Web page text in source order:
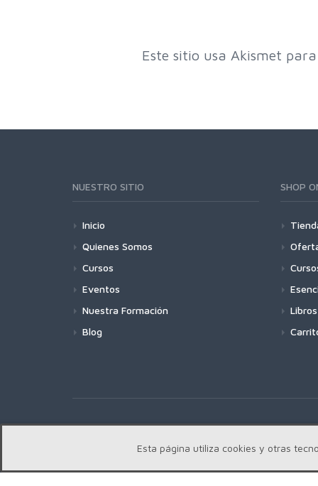
Este sitio usa Akismet
NUESTRO SITIO
Inicio
Quienes Somos
Cursos
Eventos
Nuestra Formación
Blog
SHOP
Libros
Copyright | Centro Edward Bach © 2018
Esta página utiliza cookies y otras